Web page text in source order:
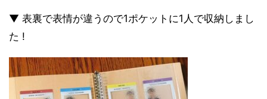
▼ 表裏で表情が違うので1ポケットに1人で収納しまし
た !